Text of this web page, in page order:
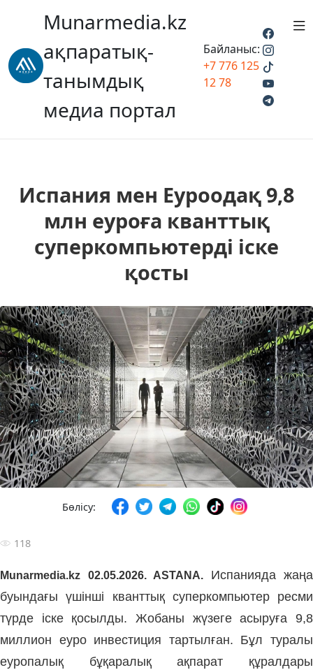
Munarmedia.kz
ақпаратық-
танымдық
медиа портал
Байланыс:
+7 776 125
12 78
Испания мен Еуроодақ 9,8
млн еуроға кванттық
суперкомпьютерді іске
қосты
Бөлісу:
118
Munarmedia.kz 02.05.2026. ASTANA. Испанияда жаңа
буындағы үшінші кванттық суперкомпьютер ресми
түрде іске қосылды. Жобаны жүзеге асыруға 9,8
миллион еуро инвестиция тартылған. Бұл туралы
еуропалық бұқаралық ақпарат құралдары